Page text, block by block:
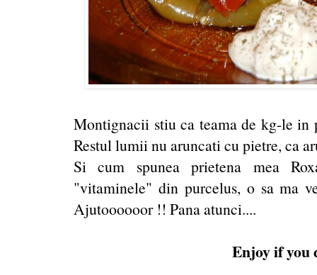
Montignacii stiu ca teama de kg-le in
Restul lumii nu aruncati cu pietre, ca
Si cum spunea prietena mea
"vitaminele" din purcelus, o sa ma
Ajutoooooor !! Pana atunci....
Enjoy if you